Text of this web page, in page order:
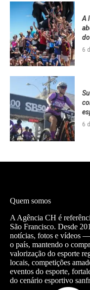
A
6
6
Quem somos
A Agência CH é
São Francisco. Desde
notícias, fotos e vídeos
o país, mantendo o
valorização do esporte
locais, competições
eventos do esporte,
do cenário esportivo